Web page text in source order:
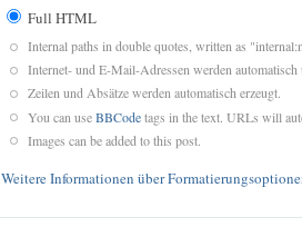
Full HTML
Internal paths in double quotes, written as
Internet- und E-Mail-Adressen werden automatisch
Zeilen und Absätze werden automatisch erzeugt.
You can useBBCodetags in the text. URLs will
Images can be added to this post.
Weitere Informationen über